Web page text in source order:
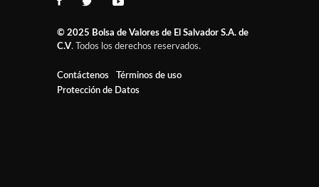
© 2025 Bolsa de Valores de El Salvador S.A. de
C.V. Todos los derechos reservados.
Contáctenos
Términos de uso
Protección de Datos